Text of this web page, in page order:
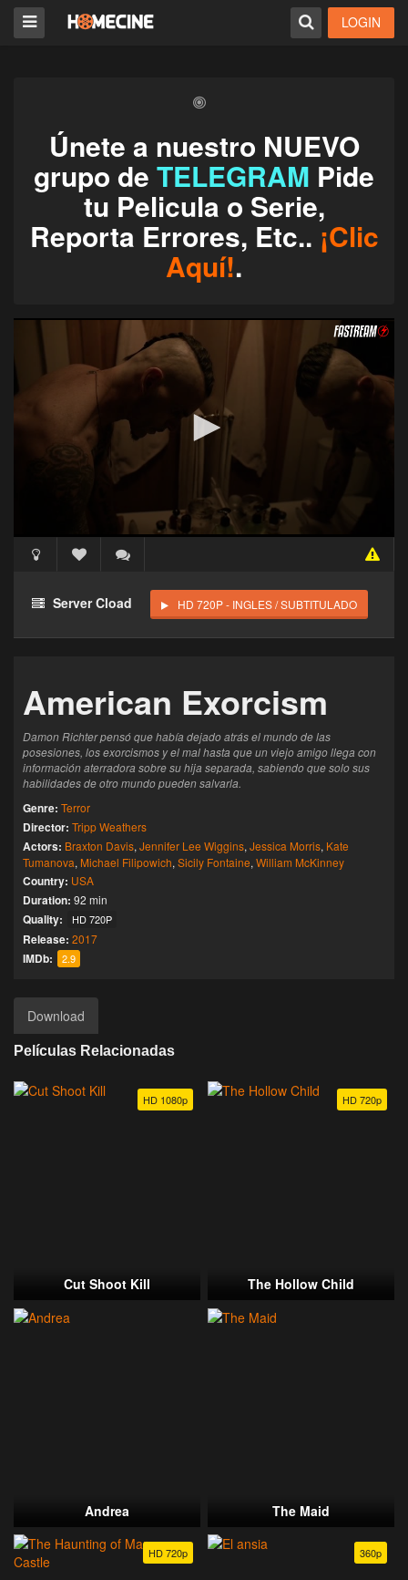
LOGIN
Únete a nuestro NUEVO
grupo de TELEGRAM Pide
tu Pelicula o Serie,
Reporta Errores, Etc.. ¡Clic
Aquí!.
Haz clic 3 veces en el botón para desbloquear este
reproductor
Clics: 0/3
Server Cload HD 720P - INGLES / SUBTITULADO
American Exorcism
Damon Richter pensó que había dejado atrás el mundo de las
posesiones, los exorcismos y el mal hasta que un viejo amigo llega con
información aterradora sobre su hija separada, sabiendo que solo sus
habilidades de otro mundo pueden salvarla.
Genre: Terror
Director: Tripp Weathers
Actors: Braxton Davis, Jennifer Lee Wiggins, Jessica Morris, Kate
Tumanova, Michael Filipowich, Sicily Fontaine, William McKinney
Country: USA
Duration: 92 min
Quality: HD 720P
Release: 2017
IMDb: 2.9
Download
Películas Relacionadas
HD 1080p
Cut Shoot Kill
HD 720p
The Hollow Child
Andrea The Maid
HD 720p 360p